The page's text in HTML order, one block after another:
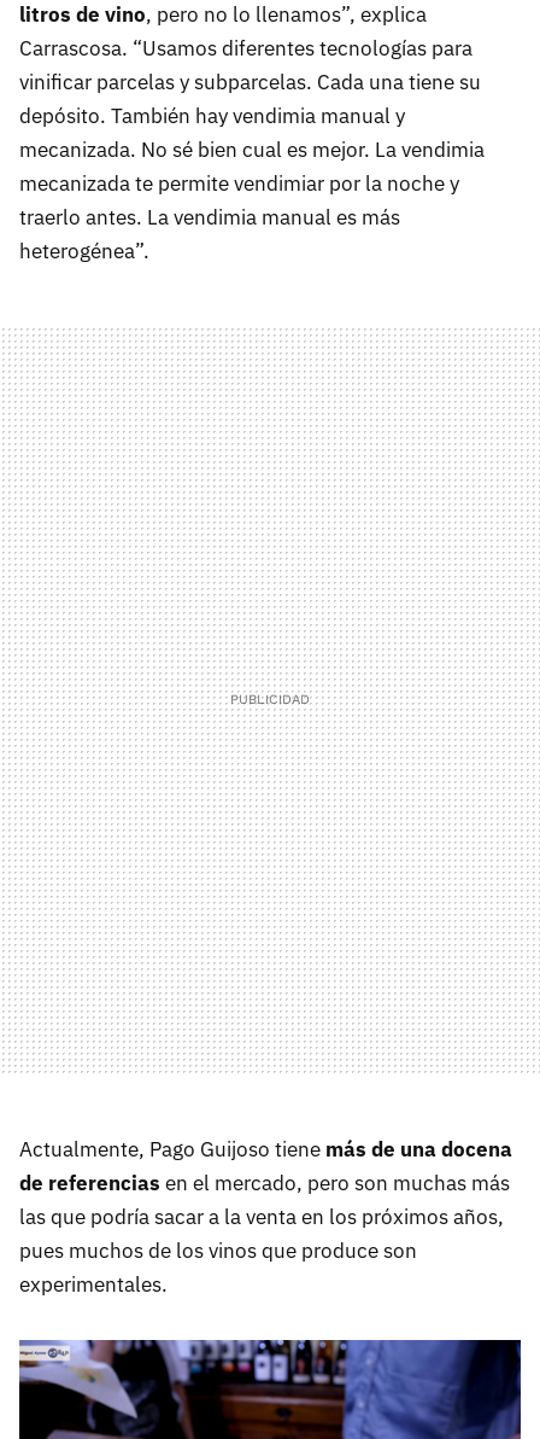
litros de vino, pero no lo llenamos”, explica
Carrascosa. “Usamos diferentes tecnologías para
vinificar parcelas y subparcelas. Cada una tiene su
depósito. También hay vendimia manual y
mecanizada. No sé bien cual es mejor. La vendimia
mecanizada te permite vendimiar por la noche y
traerlo antes. La vendimia manual es más
heterogénea”.
Actualmente, Pago Guijoso tiene más de una docena
de referencias en el mercado, pero son muchas más
las que podría sacar a la venta en los próximos años,
pues muchos de los vinos que produce son
experimentales.